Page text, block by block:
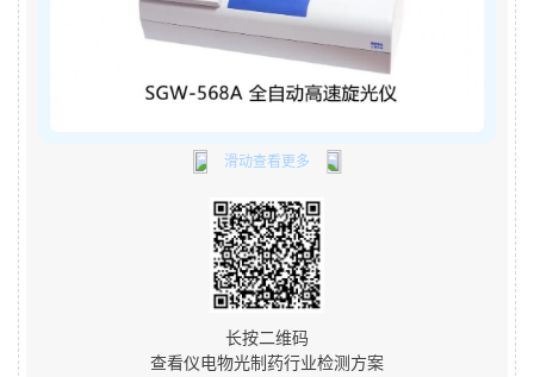
滑动查看更多
长按二维码
查看仪电物光制药行业检测方案